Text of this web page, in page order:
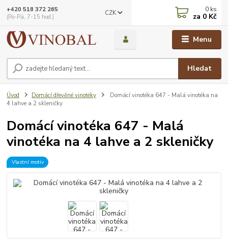
Menu
CZK
Hledat
+420 518 372 265
(Po-Pá, 7-15 hod.)
0 ks
za 0 Kč
Úvod Domácí dřevěné vinotéky
Domácí vinotéka 647 - Malá vinotéka na
4 lahve a 2 skleničky
Domácí vinotéka 647 - Malá
vinotéka na 4 lahve a 2 skleničky
Vlastní motiv